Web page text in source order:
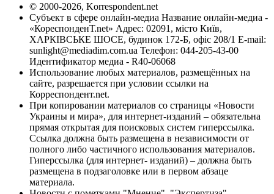
© 2000-2026, Korrespondent.net
Субъект в сфере онлайн-медиа Название онлайн-медиа -
«КореспонденТ.net» Адрес: 02091, місто Київ,
ХАРКІВСЬКЕ ШОСЕ, будинок 172-Б, офіс 208/1 E-mail:
sunlight@mediadim.com.ua Телефон: 044-205-43-00
Идентификатор медиа - R40-06068
Использование любых материалов, размещённых на
сайте, разрешается при условии ссылки на
Корреспондент.net.
При копировании материалов со страницы «Новости
Украины и мира», для интернет-изданий – обязательна
прямая открытая для поисковых систем гиперссылка.
Ссылка должна быть размещена в независимости от
полного либо частичного использования материалов.
Гиперссылка (для интернет- изданий) – должна быть
размещена в подзаголовке или в первом абзаце
материала.